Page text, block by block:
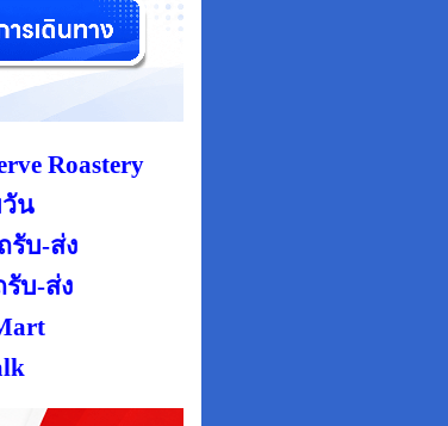
Roastery
วัน
รับ-ส่ง
รับ-ส่ง